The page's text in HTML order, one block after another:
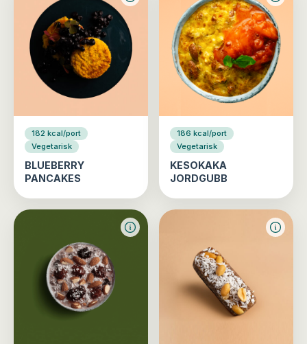
182 kcal/port
Vegetarisk
BLUEBERRY
PANCAKES
186 kcal/port
Vegetarisk
KESOKAKA
JORDGUBB